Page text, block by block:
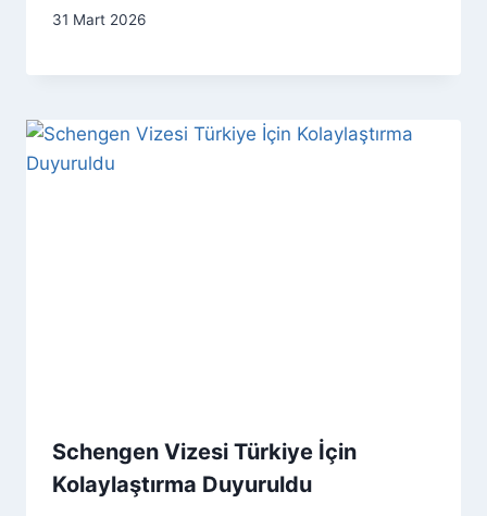
31 Mart 2026
Schengen Vizesi Türkiye İçin
Kolaylaştırma Duyuruldu